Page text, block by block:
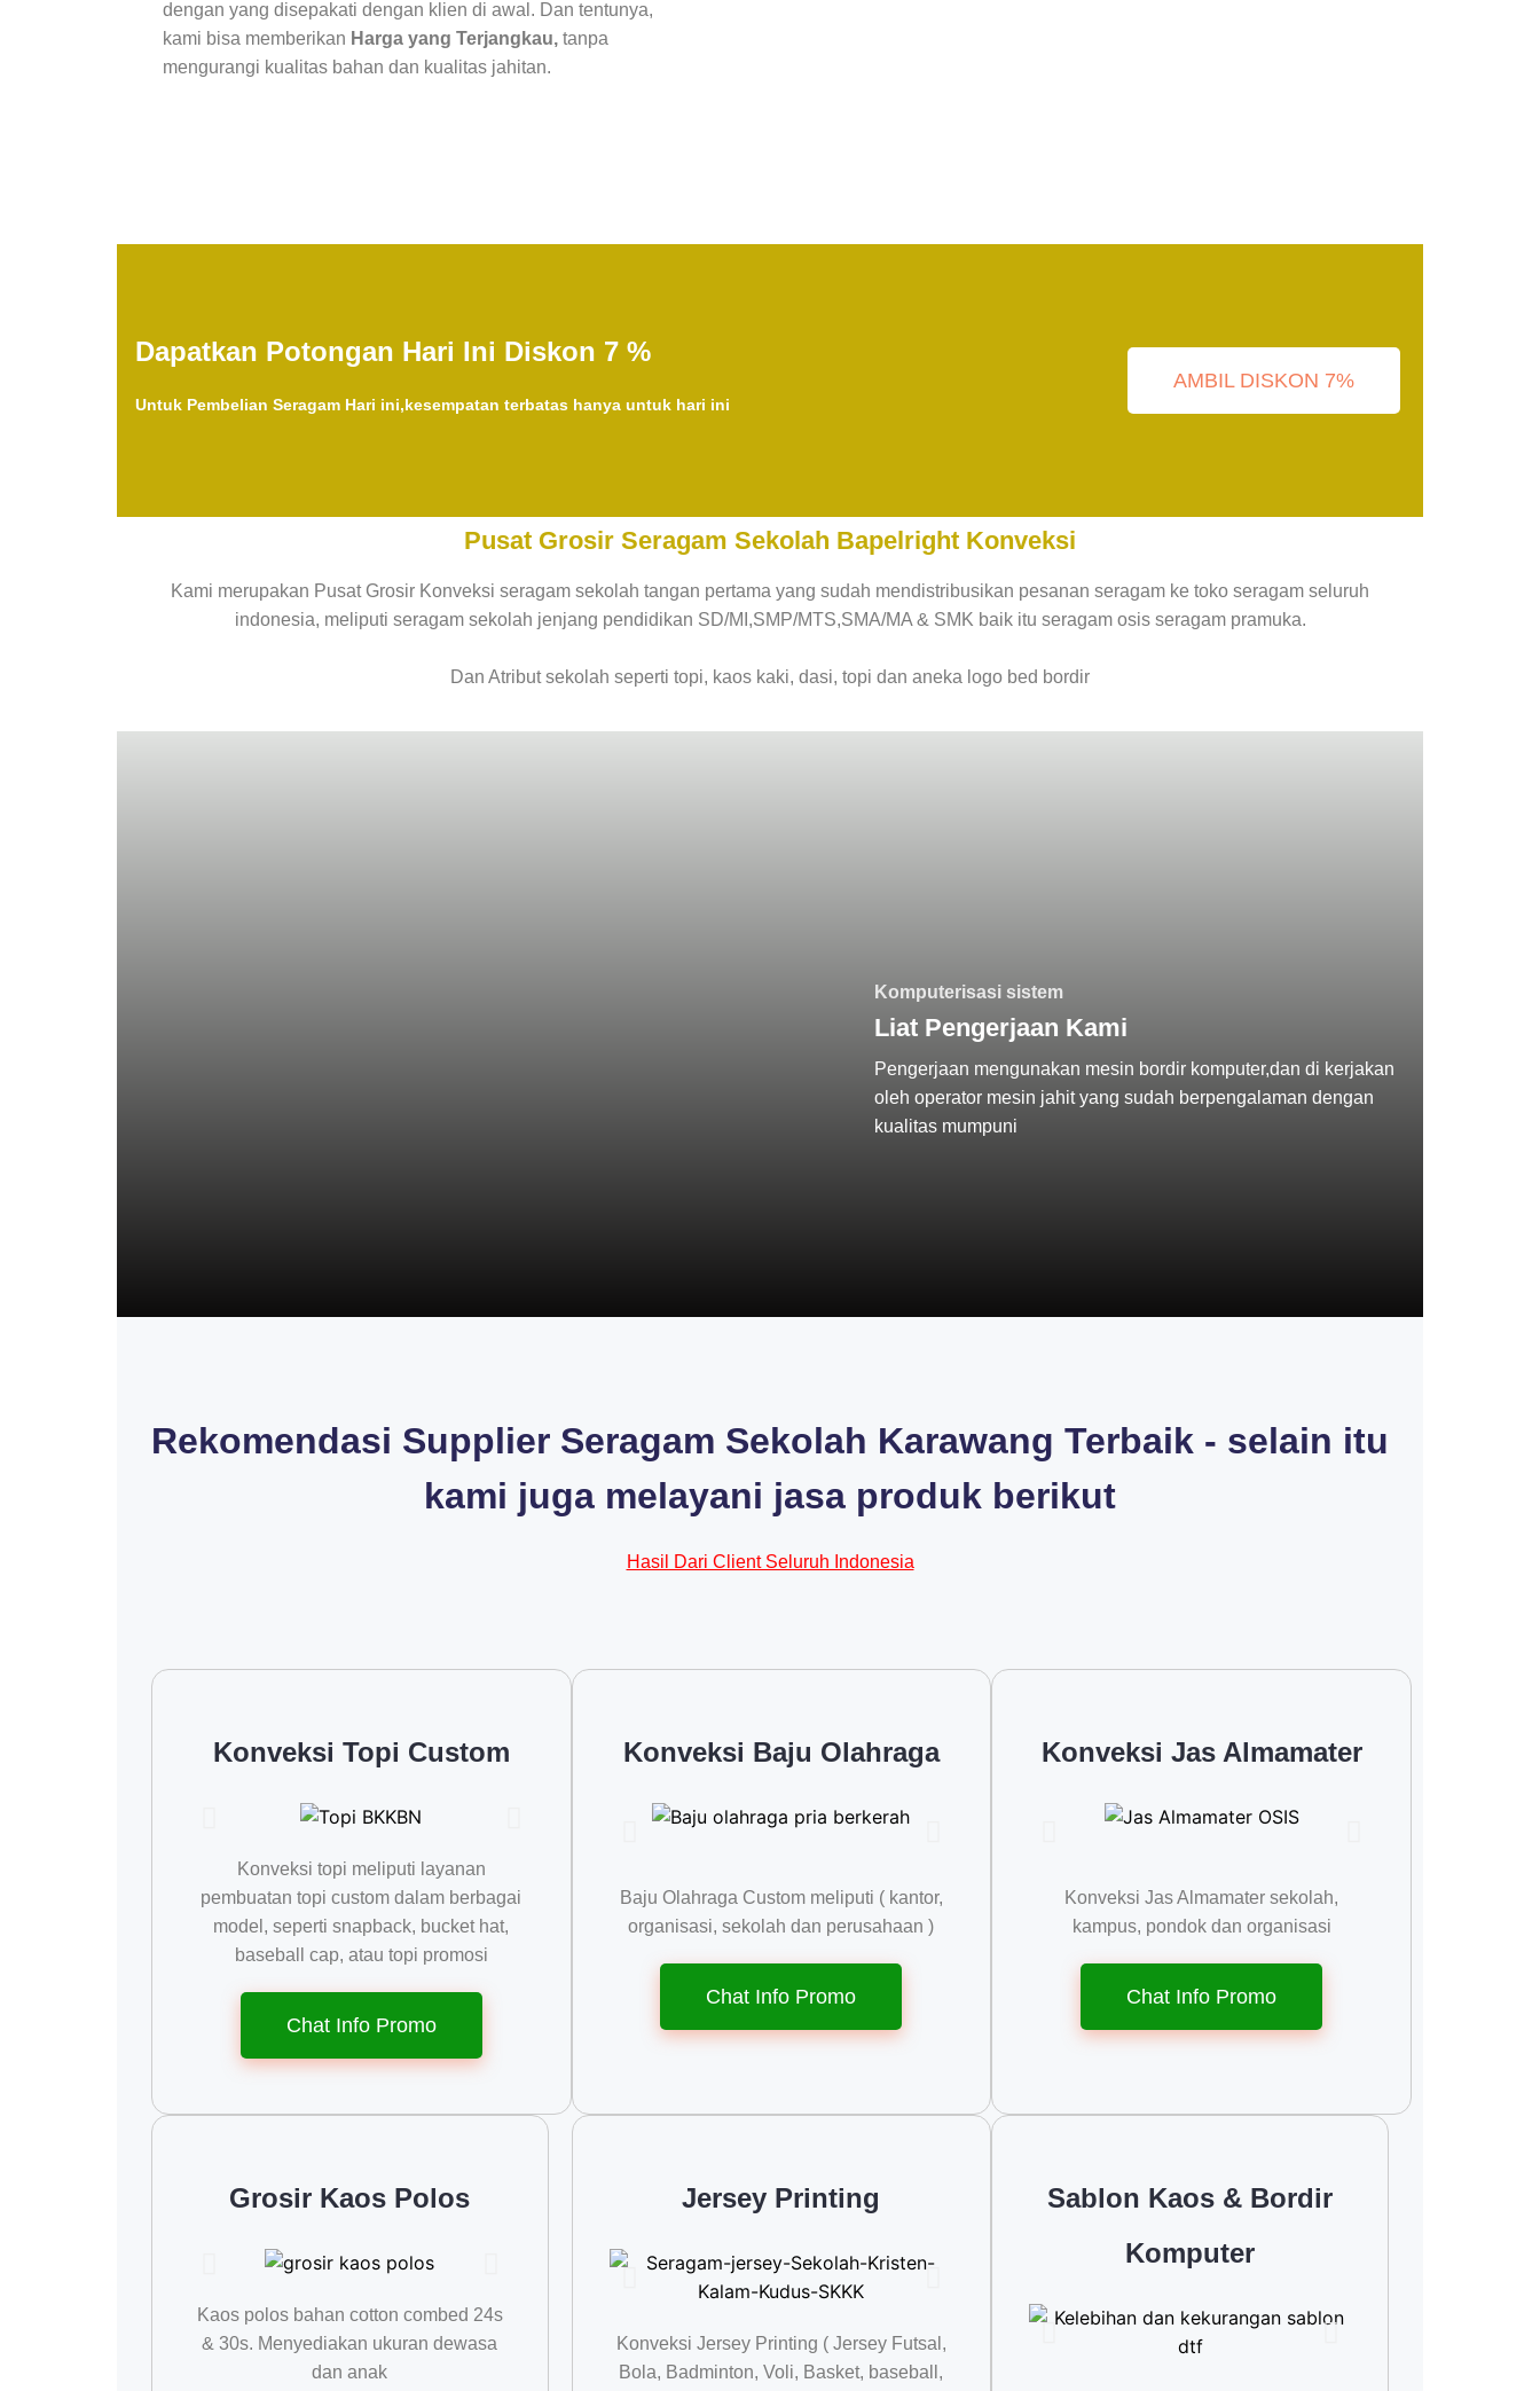
dengan yang disepakati dengan klien di awal. Dan tentunya,
kami bisa memberikan Harga yang Terjangkau, tanpa
mengurangi kualitas bahan dan kualitas jahitan.
Dapatkan Potongan Hari Ini Diskon 7 %
Untuk Pembelian Seragam Hari ini,kesempatan terbatas hanya untuk hari ini
AMBIL DISKON 7%
Pusat Grosir Seragam Sekolah Bapelright Konveksi
Kami merupakan Pusat Grosir Konveksi seragam sekolah tangan pertama yang sudah mendistribusikan pesanan seragam ke toko seragam seluruh
indonesia, meliputi seragam sekolah jenjang pendidikan SD/MI,SMP/MTS,SMA/MA & SMK baik itu seragam osis seragam pramuka.
Dan Atribut sekolah seperti topi, kaos kaki, dasi, topi dan aneka logo bed bordir
Komputerisasi sistem
Liat Pengerjaan Kami
Pengerjaan mengunakan mesin bordir komputer,dan di kerjakan
oleh operator mesin jahit yang sudah berpengalaman dengan
kualitas mumpuni
Rekomendasi Supplier Seragam Sekolah Karawang Terbaik - selain itu
kami juga melayani jasa produk berikut
Hasil Dari Client Seluruh Indonesia
Konveksi Topi Custom
Konveksi topi meliputi layanan
pembuatan topi custom dalam berbagai
model, seperti snapback, bucket hat,
baseball cap, atau topi promosi
Chat Info Promo
Konveksi Baju Olahraga
Baju Olahraga Custom meliputi ( kantor,
organisasi, sekolah dan perusahaan )
Chat Info Promo
Konveksi Jas Almamater
Konveksi Jas Almamater sekolah,
kampus, pondok dan organisasi
Chat Info Promo
Grosir Kaos Polos
Kaos polos bahan cotton combed 24s
& 30s. Menyediakan ukuran dewasa
dan anak
Jersey Printing
Konveksi Jersey Printing ( Jersey Futsal,
Bola, Badminton, Voli, Basket, baseball,
Sablon Kaos & Bordir
Komputer